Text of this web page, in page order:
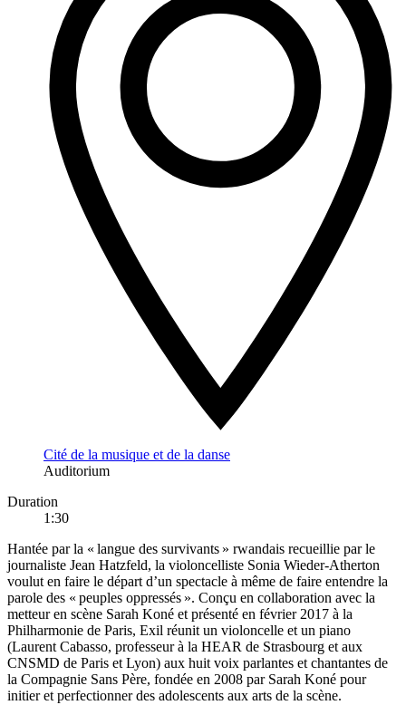
Cité de la musique et de la danse
Auditorium
Duration
1:30
Hantée par la « langue des survivants » rwandais recueillie par le
journaliste Jean Hatzfeld, la violoncelliste Sonia Wieder-Atherton
voulut en faire le départ d’un spectacle à même de faire entendre la
parole des « peuples oppressés ». Conçu en collaboration avec la
metteur en scène Sarah Koné et présenté en février 2017 à la
Philharmonie de Paris, Exil réunit un violoncelle et un piano
(Laurent Cabasso, professeur à la HEAR de Strasbourg et aux
CNSMD de Paris et Lyon) aux huit voix parlantes et chantantes de
la Compagnie Sans Père, fondée en 2008 par Sarah Koné pour
initier et perfectionner des adolescents aux arts de la scène.